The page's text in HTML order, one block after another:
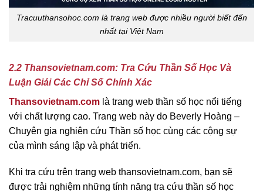
Tracuuthansohoc.com là trang web được nhiều người biết đến
nhất tại Việt Nam
2.2 Thansovietnam.com: Tra Cứu Thần Số Học Và
Luận Giải Các Chỉ Số Chính Xác
Thansovietnam.com là trang web thần số học nổi tiếng
với chất lượng cao. Trang web này do Beverly Hoàng –
Chuyên gia nghiên cứu Thần số học cùng các cộng sự
của mình sáng lập và phát triển.
Khi tra cứu trên trang web thansovietnam.com, bạn sẽ
được trải nghiệm những tính năng tra cứu thần số học